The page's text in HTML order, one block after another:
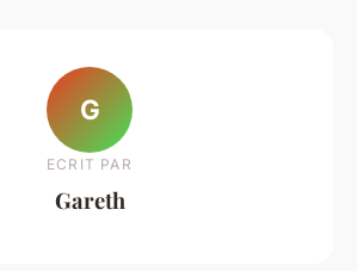
G
ECRIT PAR
Gareth